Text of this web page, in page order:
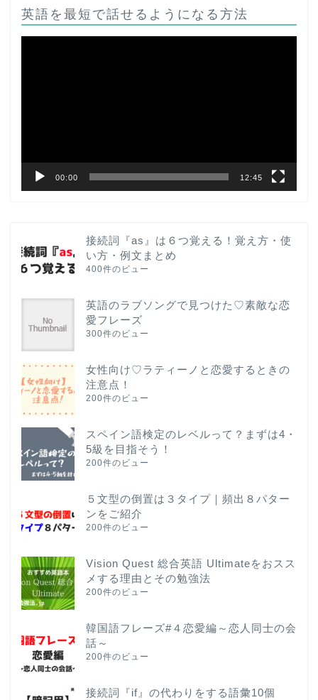
英語を最短で話せるようになる方法
00:00 12:45
接続詞『as』は６つ覚える！覚え方・使
い方・例文まとめ
400件のビュー
英語のラブソングで見つけた♡素敵な恋
愛フレーズ
300件のビュー
女性向け♡ラティーノと恋愛するときの
注意点！
200件のビュー
スペイン語検定のレベルって？まずは4・
5級を目指そう！
200件のビュー
５文型の倒置は３タイプ｜頻出８パター
ンをご紹介
200件のビュー
Vision Quest 総合英語 Ultimateをおスス
メする理由とその勉強法
200件のビュー
韓国語フレーズ#４恋愛編～恋人同士の会
話～
200件のビュー
接続詞『if』の代わりをする語彙10個